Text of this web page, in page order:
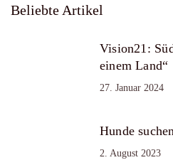
Beliebte Artikel
Vision21:
einem Land“
27. Januar 2024
Hunde
2. August 2023